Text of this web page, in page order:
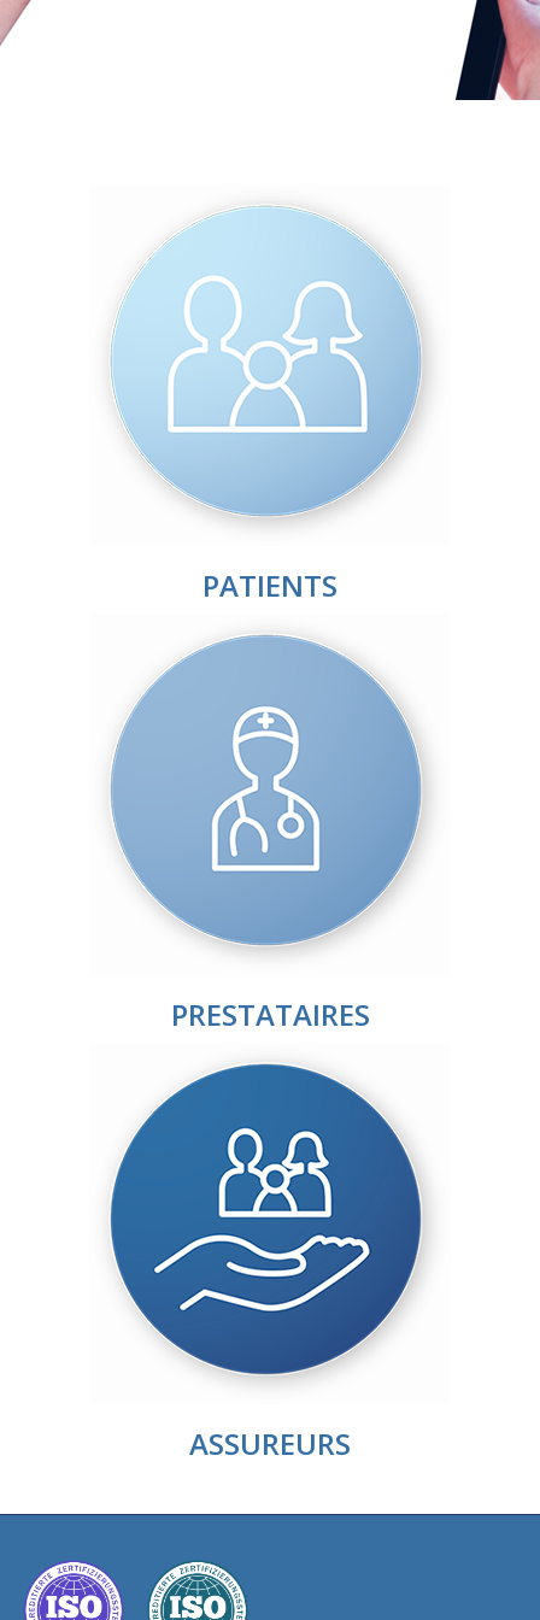
PATIENTS
PRESTATAIRES
ASSUREURS